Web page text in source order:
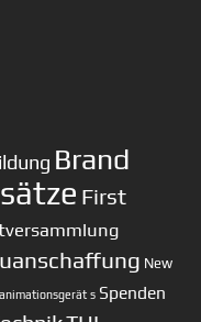
Brand
First
New
s Spenden